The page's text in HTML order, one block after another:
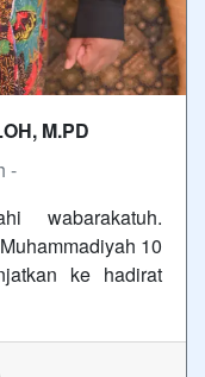
M.PD
-
wabarakatuh.
10
ke hadirat